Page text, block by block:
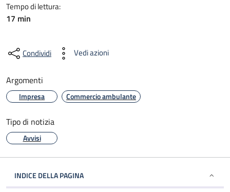
Tempo di lettura:
17 min
Condividi Vedi azioni
Argomenti
Impresa Commercio ambulante
Tipo di notizia
Avvisi
INDICE DELLA PAGINA